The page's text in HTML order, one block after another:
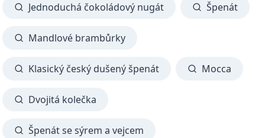
Jednoduchá čokoládový nugát Špenát
Mandlové brambůrky
Klasický český dušený špenát Mocca
Dvojitá kolečka
Špenát se sýrem a vejcem